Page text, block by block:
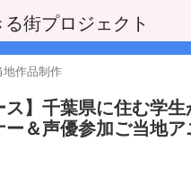
る街プロジェクト
地作品制作
ス】千葉県に住む学生
ー＆声優参加ご当地ア